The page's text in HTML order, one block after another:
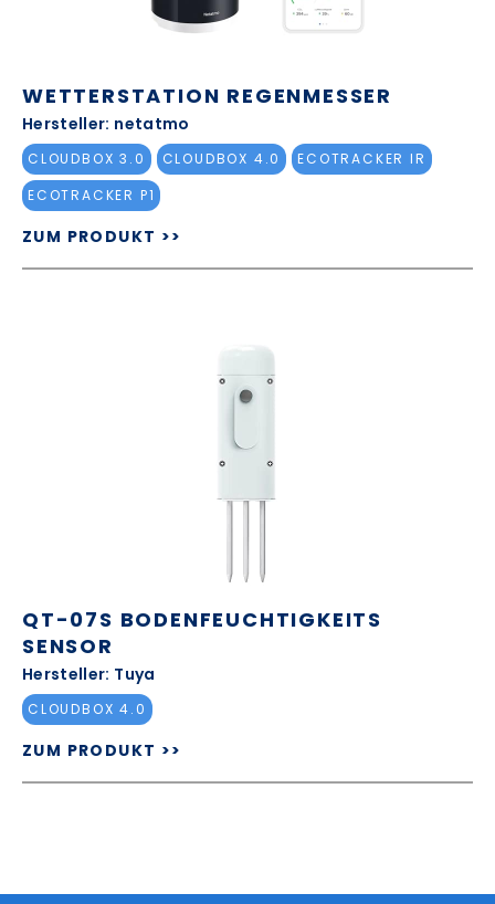
WETTERSTATION REGENMESSER
Hersteller: netatmo
CLOUDBOX 3.0 CLOUDBOX 4.0
ECOTRACKER IR
ECOTRACKER P1
ZUM PRODUKT >>
QT-07S BODENFEUCHTIGKEITS
SENSOR
Hersteller: Tuya
CLOUDBOX 4.0
ZUM PRODUKT >>